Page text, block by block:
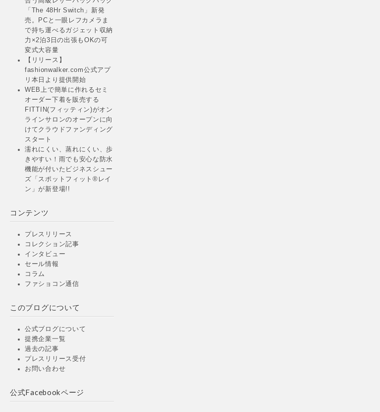
「The 48Hr Switch」新発
売。PCと一眼レフカメラま
で持ち運べるガジェット収納
力×2泊3日の出張もOKの可
変式大容量
【リリース】
fashionwalker.com公式アプ
リ本日より提供開始
WEB上で簡単に作れるセミ
オーダー下着を販売する
FITTIN(フィッティン)がオン
ラインサロンのオープンに向
けてクラウドファンディング
スタート
濡れにくい、蒸れにくい、歩
きやすい！雨でも安心な防水
機能が付いたビジネスシュー
ズ「スポットフィット®レイ
ン」が新登場!!
コンテンツ
プレスリリース
コレクション記事
インタビュー
セール情報
コラム
ファショコン通信
このブログについて
公式ブログについて
提携企業一覧
過去の記事
プレスリリース受付
お問い合わせ
公式Facebookページ